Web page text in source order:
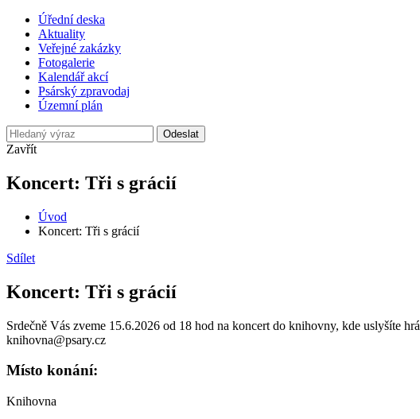
Úřední deska
Aktuality
Veřejné zakázky
Fotogalerie
Kalendář akcí
Psárský zpravodaj
Územní plán
Odeslat
Zavřít
Koncert: Tři s grácií
Úvod
Koncert: Tři s grácií
Sdílet
Koncert: Tři s grácií
Srdečně Vás zveme 15.6.2026 od 18 hod na koncert do knihovny, kde uslyšíte
knihovna@psary.cz
Místo konání:
Knihovna